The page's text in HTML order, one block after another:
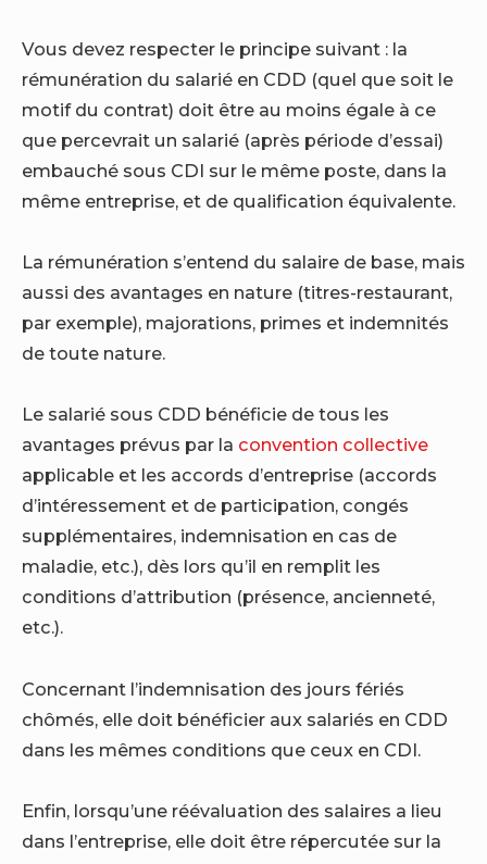
Vous devez respecter le principe suivant : la
rémunération du salarié en CDD (quel que soit le
motif du contrat) doit être au moins égale à ce
que percevrait un salarié (après période d’essai)
embauché sous CDI sur le même poste, dans la
même entreprise, et de qualification équivalente.
La rémunération s’entend du salaire de base, mais
aussi des avantages en nature (titres-restaurant,
par exemple), majorations, primes et indemnités
de toute nature.
Le salarié sous CDD bénéficie de tous les
avantages prévus par la convention collective
applicable et les accords d’entreprise (accords
d’intéressement et de participation, congés
supplémentaires, indemnisation en cas de
maladie, etc.), dès lors qu’il en remplit les
conditions d’attribution (présence, ancienneté,
etc.).
Concernant l’indemnisation des jours fériés
chômés, elle doit bénéficier aux salariés en CDD
dans les mêmes conditions que ceux en CDI.
Enfin, lorsqu’une réévaluation des salaires a lieu
dans l’entreprise, elle doit être répercutée sur la